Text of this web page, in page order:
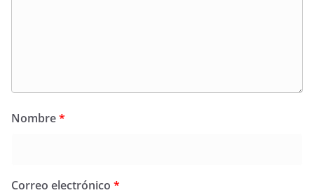
Nombre*
Correo electrónico *